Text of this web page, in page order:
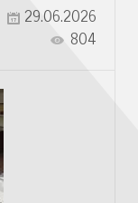
29.06.2026
804